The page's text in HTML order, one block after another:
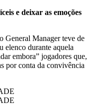
e deixar as emoções
General Manager teve de
elenco durante aquela
embora” jogadores que,
por conta da convivência